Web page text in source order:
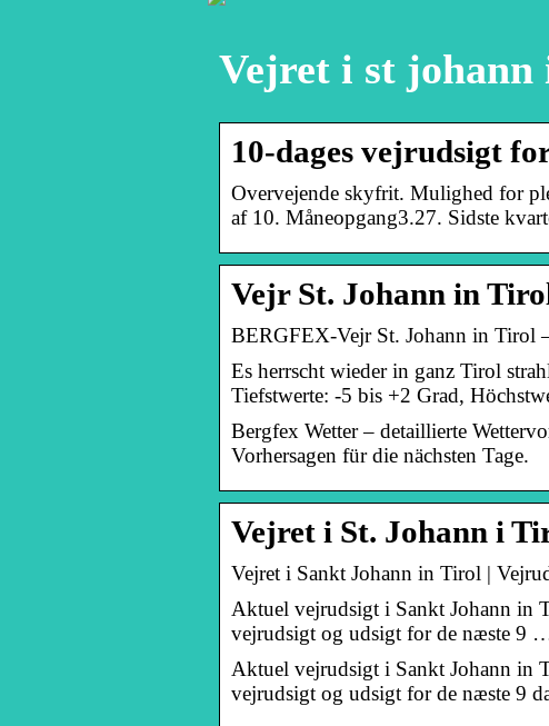
Vejret i st
10-dages vejrudsigt
Overvejende skyfrit. Mulighed for
af 10. Måneopgang3.27. Sidste
Vejr St. Johann in
BERGFEX-Vejr St. Johann in Tirol
Es herrscht wieder in ganz Tirol
Tiefstwerte: -5 bis +2 Grad,
Bergfex Wetter – detaillierte
Vorhersagen für die nächsten Tage.
Vejret i St. Johann i
Vejret i Sankt Johann in Tirol |
Aktuel vejrudsigt i Sankt Johann in
vejrudsigt og udsigt for de næste 9
Aktuel vejrudsigt i Sankt Johann in
vejrudsigt og udsigt for de næste 9